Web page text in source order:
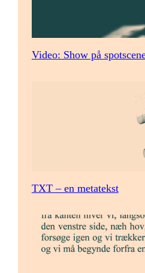
Video: Show på
TXT – en metatekst